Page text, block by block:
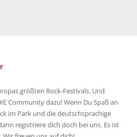
größten Rock-Festivals. Und
Community dazu! Wenn Du Spaß an
im Park und die deutschsprachige
registriere dich doch bei uns. Es ist